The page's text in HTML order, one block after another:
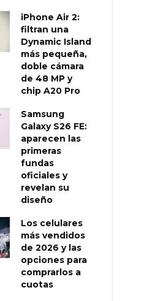
iPhone Air 2:
filtran una
Dynamic Island
más pequeña,
doble cámara
de 48 MP y
chip A20 Pro
Samsung
Galaxy S26 FE:
aparecen las
primeras
fundas
oficiales y
revelan su
diseño
Los celulares
más vendidos
de 2026 y las
opciones para
comprarlos a
cuotas